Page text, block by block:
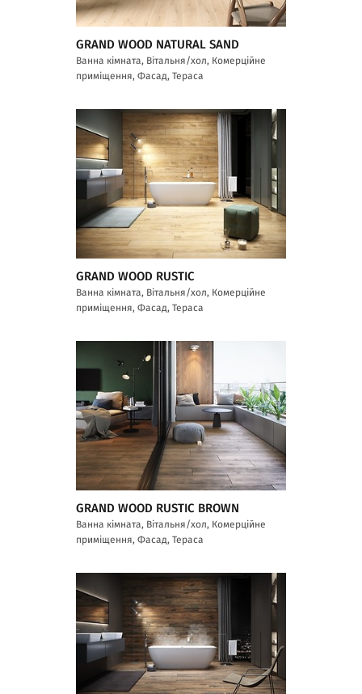
GRAND WOOD NATURAL SAND
Ванна кімната, Вітальня/хол, Комерційне
приміщення, Фасад, Тераса
GRAND WOOD RUSTIC
Ванна кімната, Вітальня/хол, Комерційне
приміщення, Фасад, Тераса
GRAND WOOD RUSTIC BROWN
Ванна кімната, Вітальня/хол, Комерційне
приміщення, Фасад, Тераса